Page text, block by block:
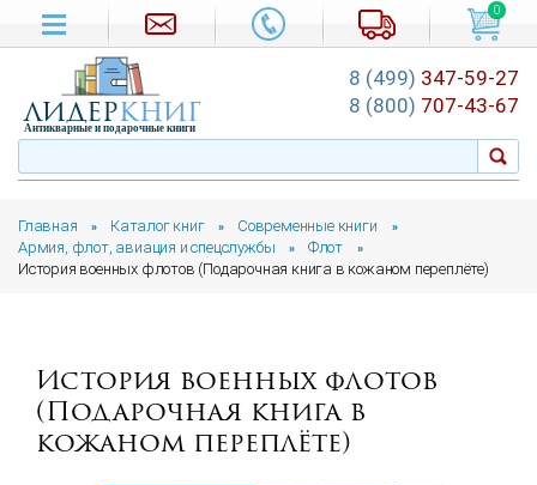
Главная » Каталог книг » Современные книги »
Армия, флот, авиация и спецслужбы » Флот »
История военных флотов (Подарочная книга в кожаном переплёте)
История военных флотов
(Подарочная книга в
кожаном переплёте)
0
лидеркниг
Антикварные и подарочные книги
8 (499) 347-59-27
8 (800) 707-43-67